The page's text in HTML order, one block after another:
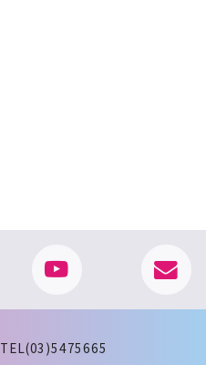
TEL(03)5475665